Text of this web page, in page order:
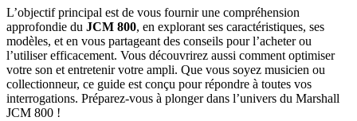
L’objectif principal est de vous fournir une compréhension
approfondie du JCM 800, en explorant ses caractéristiques, ses
modèles, et en vous partageant des conseils pour l’acheter ou
l’utiliser efficacement. Vous découvrirez aussi comment optimiser
votre son et entretenir votre ampli. Que vous soyez musicien ou
collectionneur, ce guide est conçu pour répondre à toutes vos
interrogations. Préparez-vous à plonger dans l’univers du Marshall
JCM 800 !